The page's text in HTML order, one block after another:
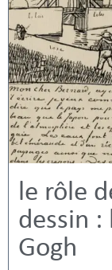
le rôle
dessin :
Gogh